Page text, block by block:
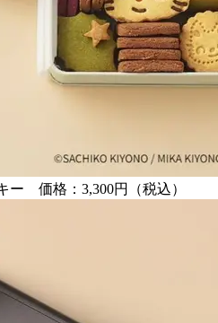
ー 価格：3,300円（税込）